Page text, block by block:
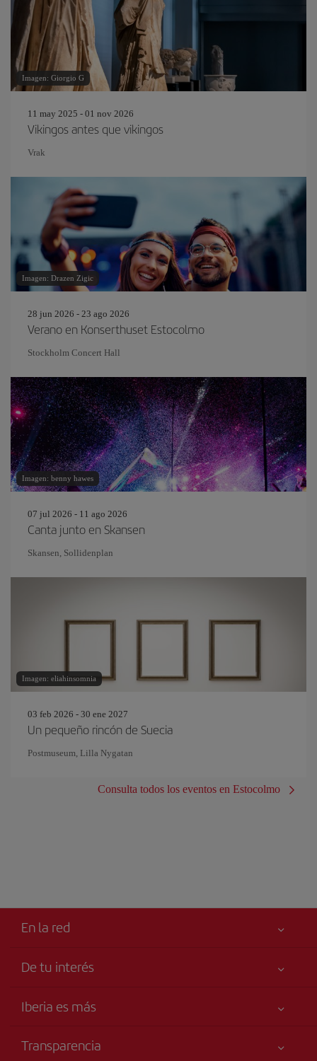
Imagen: Giorgio G
11 may 2025 - 01 nov 2026
Vikingos antes que vikingos
Vrak
Imagen: Drazen Zigic
28 jun 2026 - 23 ago 2026
Verano en Konserthuset Estocolmo
Stockholm Concert Hall
Imagen: benny hawes
07 jul 2026 - 11 ago 2026
Canta junto en Skansen
Skansen, Sollidenplan
Imagen: eliahinsomnia
03 feb 2026 - 30 ene 2027
Un pequeño rincón de Suecia
Postmuseum, Lilla Nygatan
Consulta todos los eventos en Estocolmo
En la red
De tu interés
Tu seguridad es lo primero
Iberia es más
Talento a bordo
Transparencia